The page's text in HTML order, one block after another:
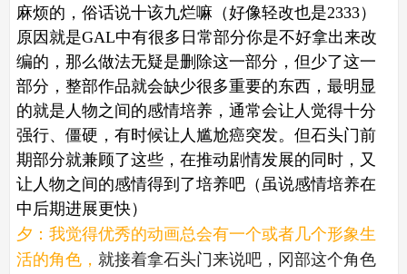
麻烦的，俗话说十该九烂嘛（好像轻改也是2333）
原因就是GAL中有很多日常部分你是不好拿出来改
编的，那么做法无疑是删除这一部分，但少了这一
部分，整部作品就会缺少很多重要的东西，最明显
的就是人物之间的感情培养，通常会让人觉得十分
强行、僵硬，有时候让人尴尬癌突发。但石头门前
期部分就兼顾了这些，在推动剧情发展的同时，又
让人物之间的感情得到了培养吧（虽说感情培养在
中后期进展更快）
夕：我觉得优秀的动画总会有一个或者几个形象生
活的角色， 就接着拿石头门来说吧，冈部这个角色